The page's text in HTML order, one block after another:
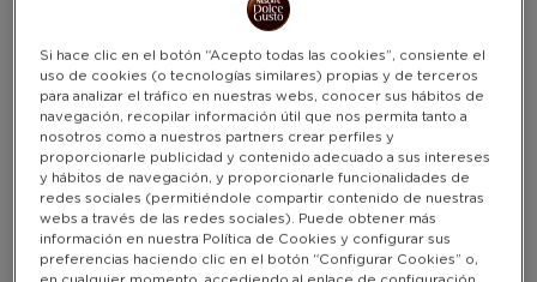
Si hace clic en el botón “Acepto todas las cookies”, consiente el
uso de cookies (o tecnologías similares) propias y de terceros
para analizar el tráfico en nuestras webs, conocer sus hábitos de
navegación, recopilar información útil que nos permita tanto a
nosotros como a nuestros partners crear perfiles y
proporcionarle publicidad y contenido adecuado a sus intereses
y hábitos de navegación, y proporcionarle funcionalidades de
redes sociales (permitiéndole compartir contenido de nuestras
webs a través de las redes sociales). Puede obtener más
información en nuestra Política de Cookies y configurar sus
preferencias haciendo clic en el botón “Configurar Cookies” o,